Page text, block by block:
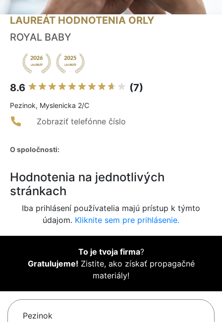
LAUREÁT HODNOTENIA ORLY
ROYAL BABY
8.6 (7)
Pezinok, Myslenicka 2/C
Zobraziť telefónne číslo
O spoločnosti:
Hodnotenia na jednotlivých
stránkach
Iba prihlásení používatelia majú prístup k týmto
údajom. Kliknite sem pre prihlásenie.
To je tvoja firma?
Gratulujeme! Zistite, ako získať propagačné
materiály!
Pezinok